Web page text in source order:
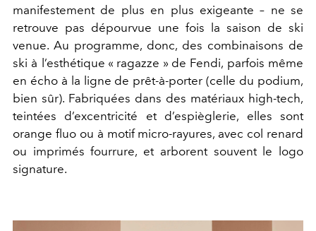
manifestement de plus en plus exigeante – ne se
retrouve pas dépourvue une fois la saison de ski
venue. Au programme, donc, des combinaisons de
ski à l’esthétique « ragazze » de Fendi, parfois même
en écho à la ligne de prêt-à-porter (celle du podium,
bien sûr). Fabriquées dans des matériaux high-tech,
teintées d’excentricité et d’espièglerie, elles sont
orange fluo ou à motif micro-rayures, avec col renard
ou imprimés fourrure, et arborent souvent le logo
signature.